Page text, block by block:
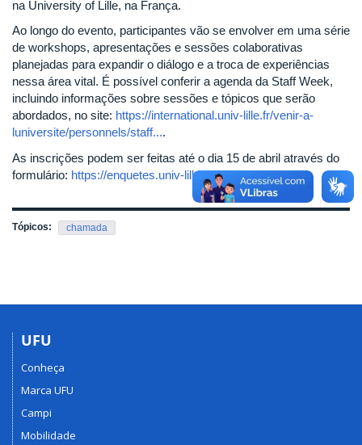
na University of Lille, na França.
Ao longo do evento, participantes vão se envolver em uma série
de workshops, apresentações e sessões colaborativas
planejadas para expandir o diálogo e a troca de experiências
nessa área vital. É possível conferir a agenda da Staff Week,
incluindo informações sobre sessões e tópicos que serão
abordados, no site: https://international.univ-lille.fr/venir-a-
luniversite/personnels/staff....
As inscrições podem ser feitas até o dia 15 de abril através do
formulário: https://enquetes.univ-lille.fr/index.php/856784
Tópicos: chamada
UFU
Conheça
Marca UFU
Campi
Mobilidade